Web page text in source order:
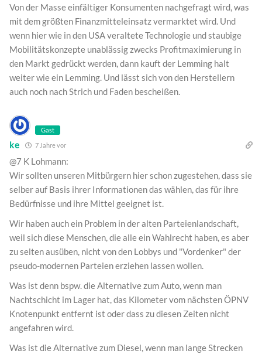
Von der Masse einfältiger Konsumenten nachgefragt wird, was
mit dem größten Finanzmitteleinsatz vermarktet wird. Und
wenn hier wie in den USA veraltete Technologie und staubige
Mobilitätskonzepte unablässig zwecks Profitmaximierung in
den Markt gedrückt werden, dann kauft der Lemming halt
weiter wie ein Lemming. Und lässt sich von den Herstellern
auch noch nach Strich und Faden bescheißen.
Gast
ke 7 Jahre vor
@7 K Lohmann:
Wir sollten unseren Mitbürgern hier schon zugestehen, dass sie
selber auf Basis ihrer Informationen das wählen, das für ihre
Bedürfnisse und ihre Mittel geeignet ist.
Wir haben auch ein Problem in der alten Parteienlandschaft,
weil sich diese Menschen, die alle ein Wahlrecht haben, es aber
zu selten ausüben, nicht von den Lobbys und "Vordenker" der
pseudo-modernen Parteien erziehen lassen wollen.
Was ist denn bspw. die Alternative zum Auto, wenn man
Nachtschicht im Lager hat, das Kilometer vom nächsten ÖPNV
Knotenpunkt entfernt ist oder dass zu diesen Zeiten nicht
angefahren wird.
Was ist die Alternative zum Diesel, wenn man lange Strecken